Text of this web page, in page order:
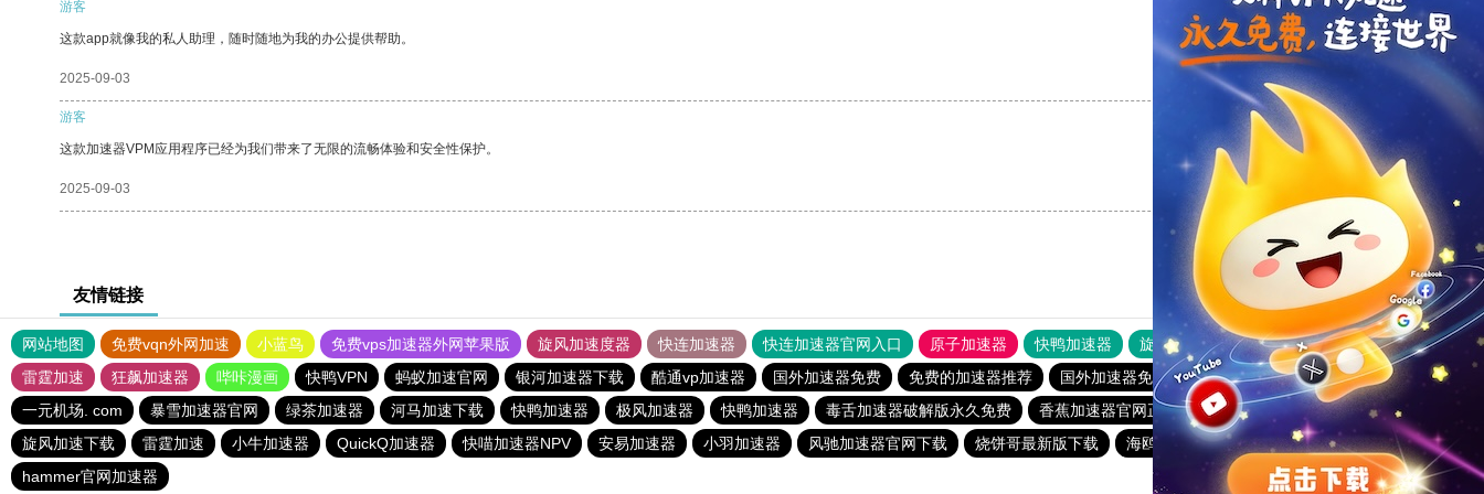
游客
这款app就像我的私人助理，随时随地为我的办公提供帮助。
2025-09-03 反对
游客
这款加速器VPM应用程序已经为我们带来了无限的流畅体验和安全性保护。
2025-09-03 反对[0]
友情链接
网站地图 免费vqn外网加速 小蓝鸟 免费vps加速器外网苹果版 旋风加速度器 快连加速器 快连加速器官网入口 原子加速器 快鸭加速器 旋风加速度器 外网网址导航
软件中心
雷霆加速
狂飙加速器 哔咔漫画 快鸭VPN 蚂蚁加速官网 银河加速器下载 酷通vp加速器 国外加速器免费 免费的加速器推荐 国外加速器免费
毒舌加速器破解版永久免费
一元机场. com
暴雪加速器官网 绿茶加速器 河马加速下载 快鸭加速器 极风加速器 快鸭加速器 毒舌加速器破解版永久免费 香蕉加速器官网正版 芒果加速器官网
起飞加速器
旋风加速下载
雷霆加速 小牛加速器 QuickQ加速器 快喵加速器NPV 安易加速器 小羽加速器 风驰加速器官网下载 烧饼哥最新版下载 海鸥加速器官方版
起飞加速器
hammer官网加速器